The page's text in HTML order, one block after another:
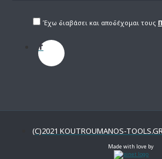
Έχω διαβάσει και αποδέχομαι τους
(C)2021 KOUTROUMANOS-
Made with love by